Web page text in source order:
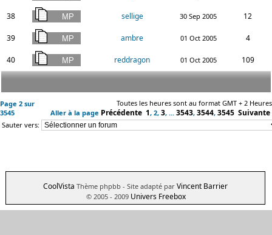
38 sellige 30 Sep 2005 12
39 ambre 01 Oct 2005 4
40 reddragon 01 Oct 2005 109
Page 2 sur
3545
Toutes les heures sont au format GMT + 2 Heures
Aller à la page Précédente 1, 2, 3, ... 3543, 3544, 3545 Suivante
Sauter vers:
CoolVista Thème phpbb - Site adapté par Vincent Barrier
© 2005 - 2009 Univers Freebox